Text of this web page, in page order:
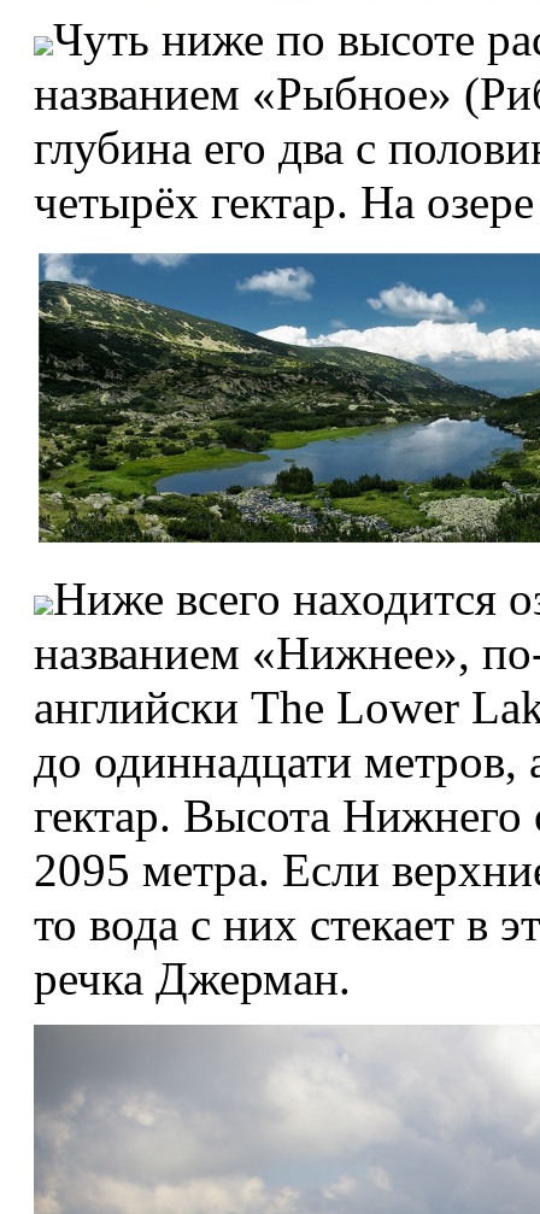
Чуть ниже по высоте
названием «Рыбное»
глубина его два с
четырёх гектар. На
Ниже всего находится
названием «Нижнее»,
английски The Lower
до одиннадцати
гектар. Высота
2095 метра. Если
то вода с них стекает в
речка Джерман.